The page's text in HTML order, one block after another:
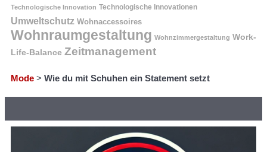
Technologische Innovation Technologische Innovationen
Umweltschutz Wohnaccessoires
Wohnraumgestaltung Wohnzimmergestaltung Work-
Life-Balance Zeitmanagement
Mode > Wie du mit Schuhen ein Statement setzt